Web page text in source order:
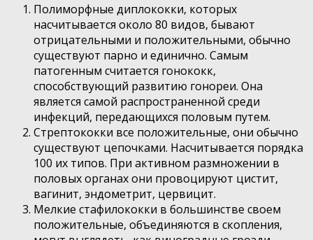
Полиморфные диплококки, которых
насчитывается около 80 видов, бывают
отрицательными и положительными, обычно
существуют парно и единично. Самым
патогенным считается гонококк,
способствующий развитию гонореи. Она
является самой распространенной среди
инфекций, передающихся половым путем.
Стрептококки все положительные, они обычно
существуют цепочками. Насчитывается порядка
100 их типов. При активном размножении в
половых органах они провоцируют цистит,
вагинит, эндометрит, цервицит.
Мелкие стафилококки в большинстве своем
положительные, объединяются в скопления,